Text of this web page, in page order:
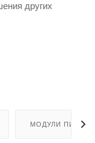
других
МОДУЛИ